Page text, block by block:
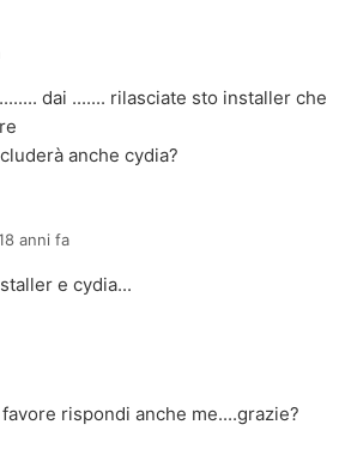
dai ....... rilasciate sto installer che
anche cydia?
anni fa
e cydia...
rispondi anche me....grazie?